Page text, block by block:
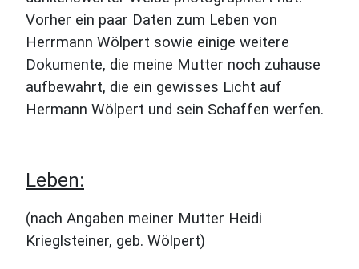
Vorher ein paar Daten zum Leben von
Herrmann Wölpert sowie einige weitere
Dokumente, die meine Mutter noch zuhause
aufbewahrt, die ein gewisses Licht auf
Hermann Wölpert und sein Schaffen werfen.
Leben:
(nach Angaben meiner Mutter Heidi
Krieglsteiner, geb. Wölpert)